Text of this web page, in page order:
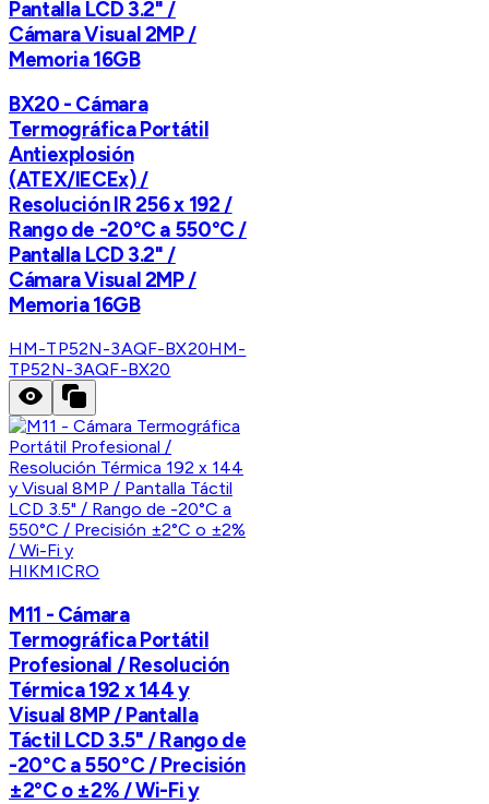
Pantalla LCD 3.2" /
Cámara Visual 2MP /
Memoria 16GB
BX20 - Cámara
Termográfica Portátil
Antiexplosión
(ATEX/IECEx) /
Resolución IR 256 x 192 /
Rango de -20°C a 550°C /
Pantalla LCD 3.2" /
Cámara Visual 2MP /
Memoria 16GB
HM-TP52N-3AQF-BX20HM-
TP52N-3AQF-BX20
HIKMICRO
M11 - Cámara
Termográfica Portátil
Profesional / Resolución
Térmica 192 x 144 y
Visual 8MP / Pantalla
Táctil LCD 3.5" / Rango de
-20°C a 550°C / Precisión
±2°C o ±2% / Wi-Fi y